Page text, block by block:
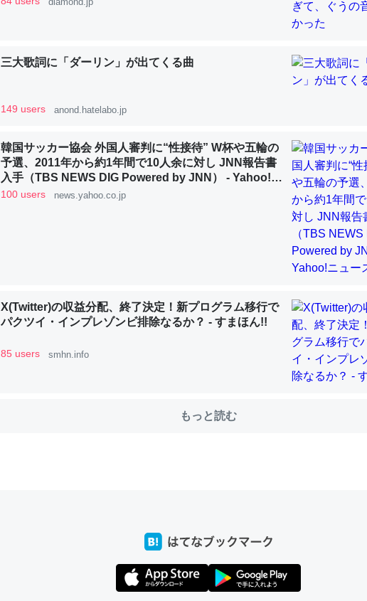
ちょうど同じ理由でEcho Show 8を設定中でした。PrimeとかSpotifyを支払う
きる。一生で親と会える残り時間を日数にすると1週間とかの人が多いそうだけ
を実質100倍以上に伸ばす効果があるはず……
私も3年前ぐらいに祖母の家に設置した。ポケットWifiみたいなのでネット環境
どAlexaしか使わないので回線代ほとんどかからないですよ。参考：
これ作ろう。/早速夕食に作った！本当にスナップえんどうが止まらなくなっ
スペインにもアリオリソースがあり、それも美味しいんだけど、読み方が違うだ
─野菜が止まらなくなる南フランス発祥の万能ソース「アイオリソース」の作り方をビストロ
シェフに聞いてみた - メシ通 | ホットペッパーグルメ
三大歌詞に「ダーリン」が出てくる曲
149 users anond.hatelabo.jp
韓国サッカー協会 外国人審判に“性接待” W杯や五輪の
予選、2011年から約1年間で10人余に対し JNN報告書
入手（TBS NEWS DIG Powered by JNN） - Yahoo!ニ
ュース
100 users news.yahoo.co.jp
X(Twitter)の収益分配、終了決定！新プログラム移行で
パクツイ・インプレゾンビ排除なるか？ - すまほん!!
85 users smhn.info
もっと読む